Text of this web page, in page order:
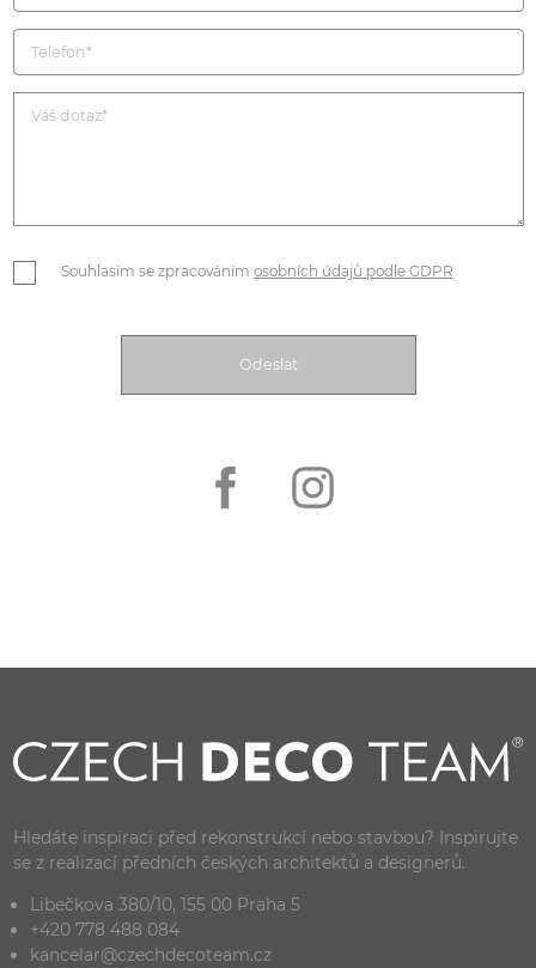
Souhlasím se zpracováním osobních údajů podle GDPR
Hledáte inspiraci před rekonstrukcí nebo stavbou? Inspirujte
se z realizací předních českých architektů a designerů.
Libečkova 380/10, 155 00 Praha 5
+420 778 488 084
kancelar@czechdecoteam.cz